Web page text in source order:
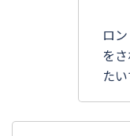
ロ
を
たい